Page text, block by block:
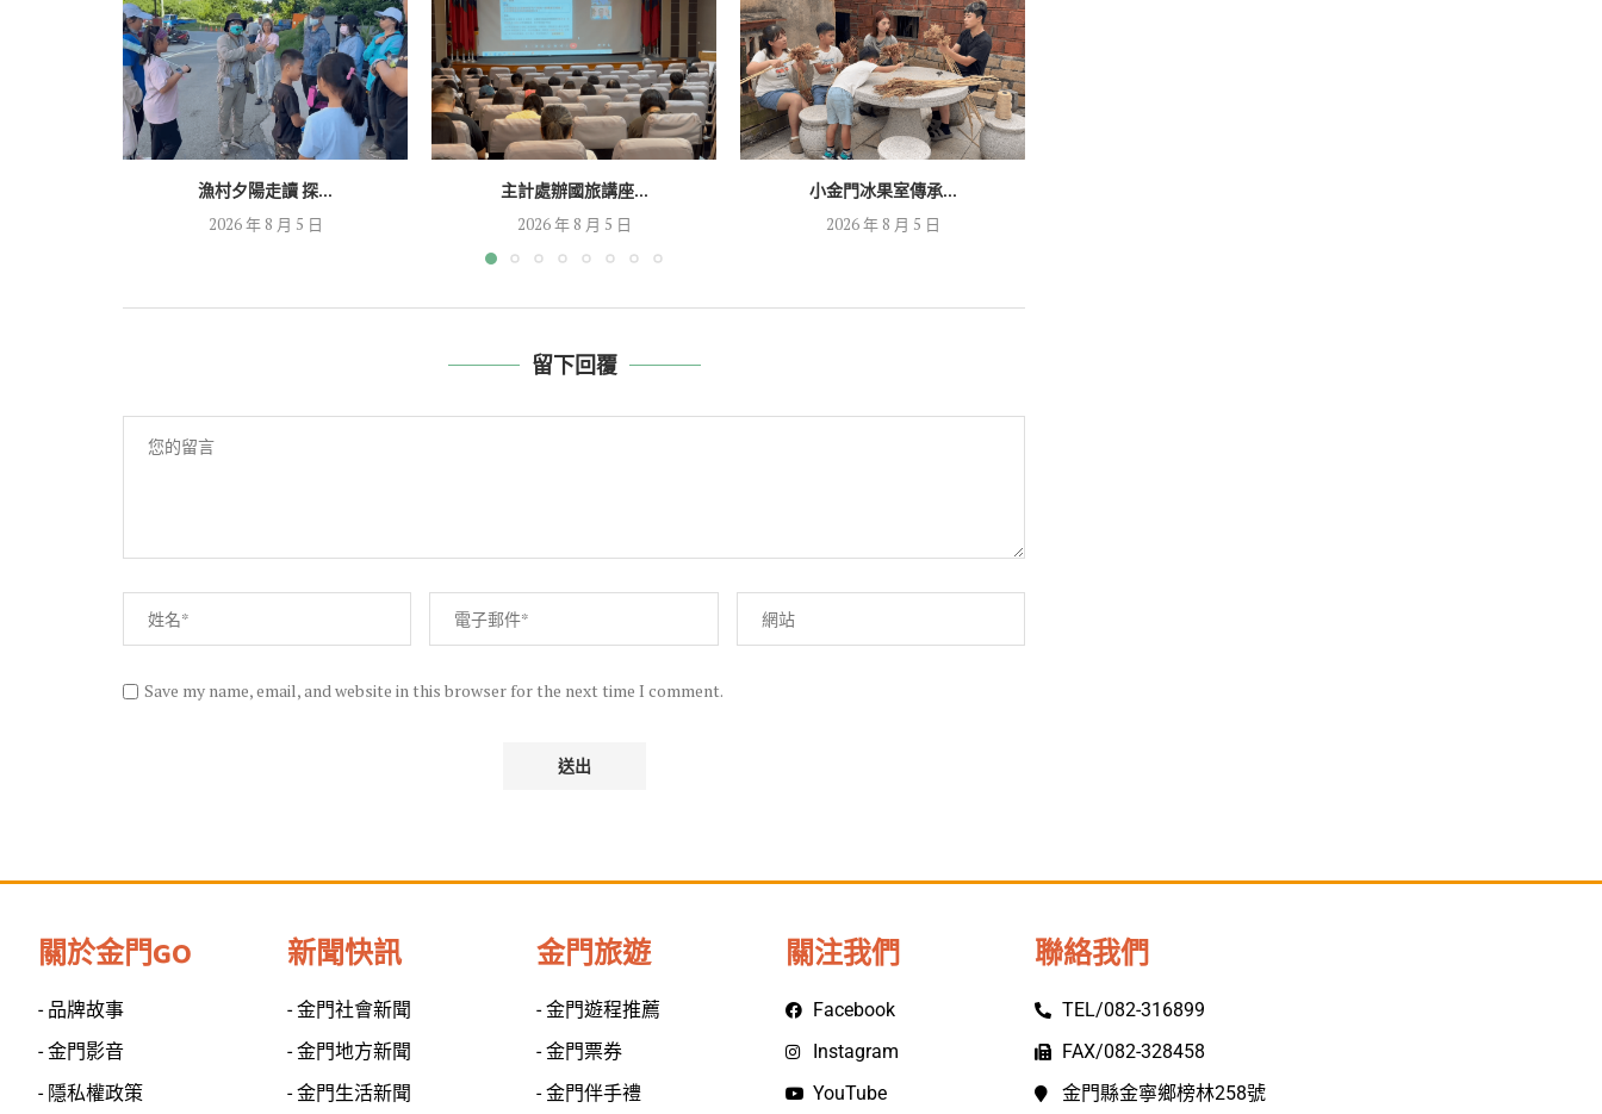
漁村夕陽走讀 探...
2026 年 8 月 5 日
主計處辦國旅講座...
2026 年 8 月 5 日
小金門冰果室傳承...
2026 年 8 月 5 日
留下回覆
Save my name, email, and website in this browser for the next time I comment.
關於金門GO
- 品牌故事
- 金門影音
- 隱私權政策
新聞快訊
- 金門社會新聞
- 金門地方新聞
- 金門生活新聞
金門旅遊
- 金門遊程推薦
- 金門票券
- 金門伴手禮
關注我們
Facebook
Instagram
YouTube
聯絡我們
TEL/082-316899
FAX/082-328458
金門縣金寧鄉榜林258號